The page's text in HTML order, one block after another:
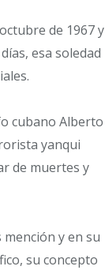
de 1967 y
esa soledad
cubano Alberto
yanqui
de muertes y
y en su
su concepto